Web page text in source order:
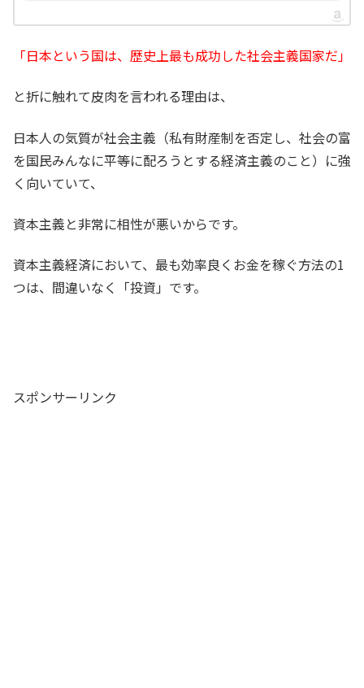
「日本という国は、歴史上最も成功した社会主義国家だ」
と折に触れて皮肉を言われる理由は、
日本人の気質が社会主義（私有財産制を否定し、社会の富
を国民みんなに平等に配ろうとする経済主義のこと）に強
く向いていて、
資本主義と非常に相性が悪いからです。
資本主義経済において、最も効率良くお金を稼ぐ方法の1
つは、間違いなく「投資」です。
スポンサーリンク